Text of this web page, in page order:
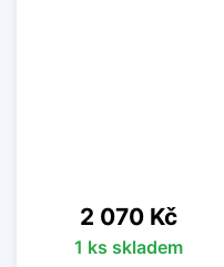
Cena
2 070 Kč
1 ks skladem